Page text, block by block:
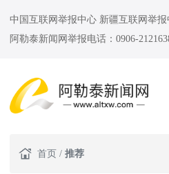
中国互联网举报中心 新疆互联网举
阿勒泰新闻网举报电话：0906-
首页 / 推荐